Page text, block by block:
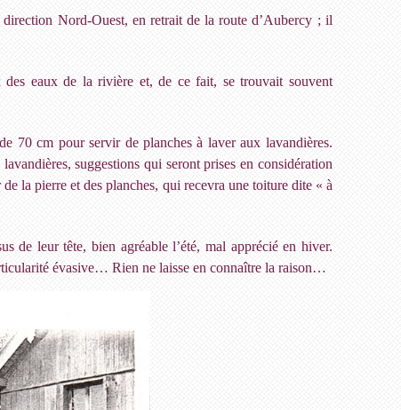
Nord-Ouest, en retrait de la route d’Aubercy ; il
eaux de la rivière et, de ce fait, se trouvait souvent
70 cm pour servir de planches à laver aux lavandières.
suggestions qui seront prises en considération
la pierre et des planches, qui recevra une toiture dite « à
de leur tête, bien agréable l’été, mal apprécié en hiver.
évasive… Rien ne laisse en connaître la raison…